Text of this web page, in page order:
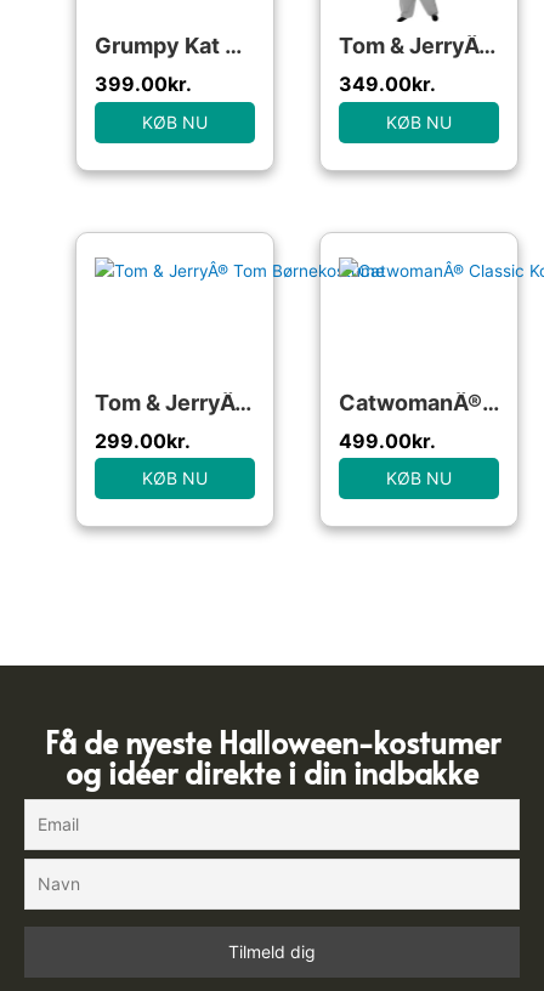
Grumpy Kat Onesie Kostume
399.00kr.
KØB NU
Tom & JerryÂ® Tom Kostume
349.00kr.
KØB NU
Tom & JerryÂ® Tom Børnekostume
299.00kr.
KØB NU
CatwomanÂ® Classic Kostume
499.00kr.
KØB NU
Få de nyeste Halloween-kostumer
og idéer direkte i din indbakke